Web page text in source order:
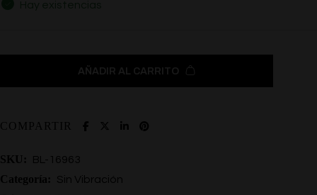
AÑADIR AL CARRITO
COMPARTIR
SKU: BL-16963
Categoría: Sin Vibración